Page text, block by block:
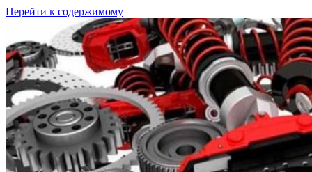
Перейти к содержимому